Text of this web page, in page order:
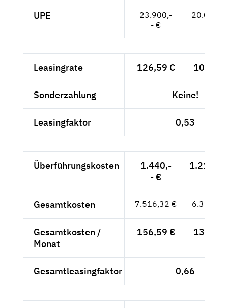
UPE
23.900,-
- €
Leasingrate 126,59 € 106,38
Sonderzahlung Keine!
Leasingfaktor 0,53
Überführungskosten
1.440,-
- €
Gesamtkosten 7.516,32 € 6.316,24
Gesamtkosten /
Monat
156,59 € 131,59
Gesamtleasingfaktor 0,66